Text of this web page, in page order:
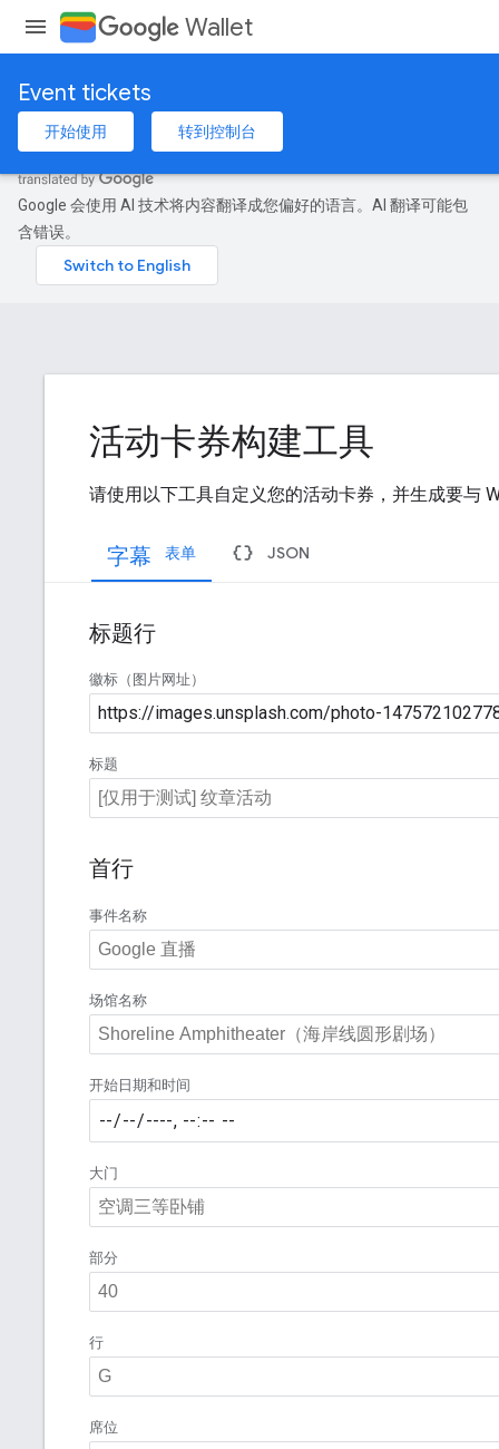
Wallet
Event tickets
开始使用 转到控制台
Google 会使用 AI 技术将内容翻译成您偏好的语言。AI 翻译可能包
含错误。